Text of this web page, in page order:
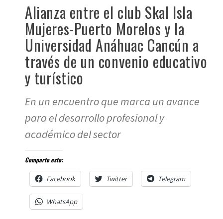
Alianza entre el club Skal Isla
Mujeres-Puerto Morelos y la
Universidad Anáhuac Cancún a
través de un convenio educativo
y turístico
En un encuentro que marca un avance
para el desarrollo profesional y
académico del sector
Comparte esto:
Facebook Twitter Telegram
WhatsApp